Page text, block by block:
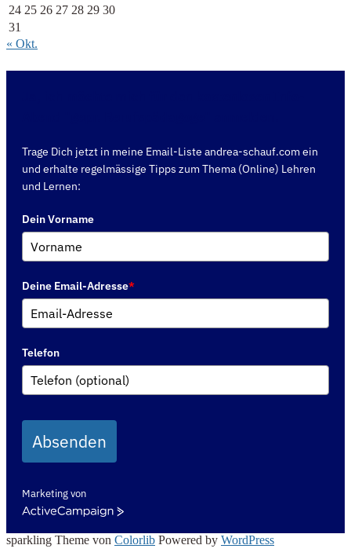
24 25 26 27 28 29 30
31
« Okt.
Trage Dich jetzt in meine Email-Liste andrea-schauf.com ein
und erhalte regelmässige Tipps zum Thema (Online) Lehren
und Lernen:
Dein Vorname
Deine Email-Adresse*
Telefon
Absenden
Marketing von
ActiveCampaign
sparkling Theme von Colorlib Powered by WordPress